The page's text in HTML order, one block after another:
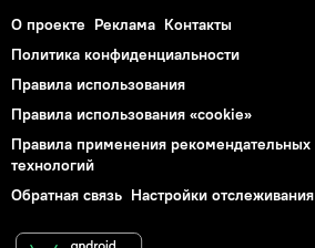
О проекте Реклама Контакты
Политика конфиденциальности
Правила использования
Правила использования «cookie»
Правила применения рекомендательных
технологий
Обратная связь Настройки отслеживания